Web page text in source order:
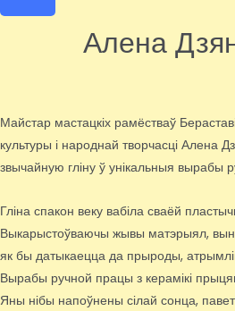
Алена
Майстар мастацкіх рамёстваў
культуры і народнай творчасці Алена
звычайную гліну ў унікальныя вырабы
Гліна спакон веку вабіла сваёй
Выкарыстоўваючы жывы матэрыял,
як бы датыкаецца да прыроды,
Вырабы ручной працы з керамікі
Яны нібы напоўнены сілай сонца,